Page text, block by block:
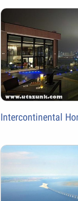
Intercontinental